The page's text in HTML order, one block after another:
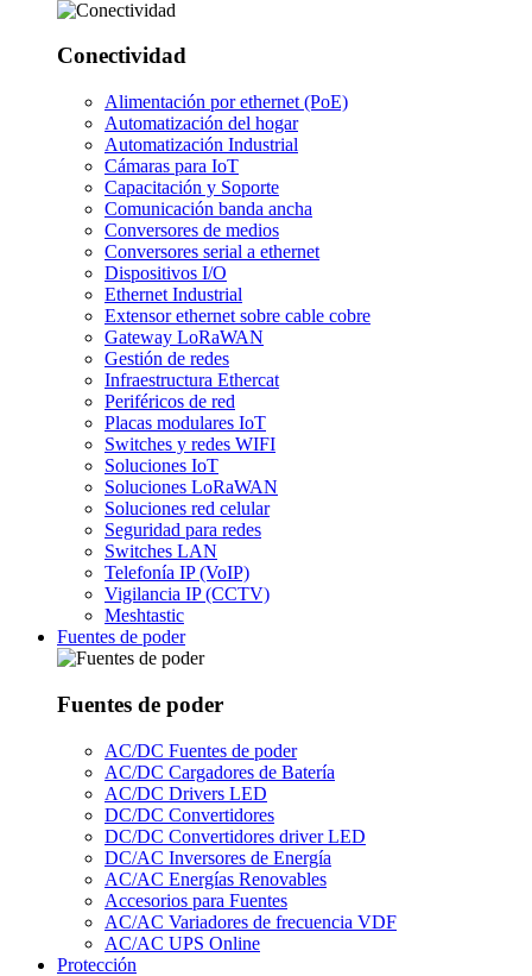
Conectividad
Alimentación por ethernet (PoE)
Automatización del hogar
Automatización Industrial
Cámaras para IoT
Capacitación y Soporte
Comunicación banda ancha
Conversores de medios
Conversores serial a ethernet
Dispositivos I/O
Ethernet Industrial
Extensor ethernet sobre cable cobre
Gateway LoRaWAN
Gestión de redes
Infraestructura Ethercat
Periféricos de red
Placas modulares IoT
Switches y redes WIFI
Soluciones IoT
Soluciones LoRaWAN
Soluciones red celular
Seguridad para redes
Switches LAN
Telefonía IP (VoIP)
Vigilancia IP (CCTV)
Meshtastic
Fuentes de poder
Fuentes de poder
AC/DC Fuentes de poder
AC/DC Cargadores de Batería
AC/DC Drivers LED
DC/DC Convertidores
DC/DC Convertidores driver LED
DC/AC Inversores de Energía
AC/AC Energías Renovables
Accesorios para Fuentes
AC/AC Variadores de frecuencia VDF
AC/AC UPS Online
Protección